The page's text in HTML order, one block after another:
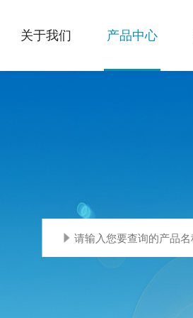
关于我们 产品中心